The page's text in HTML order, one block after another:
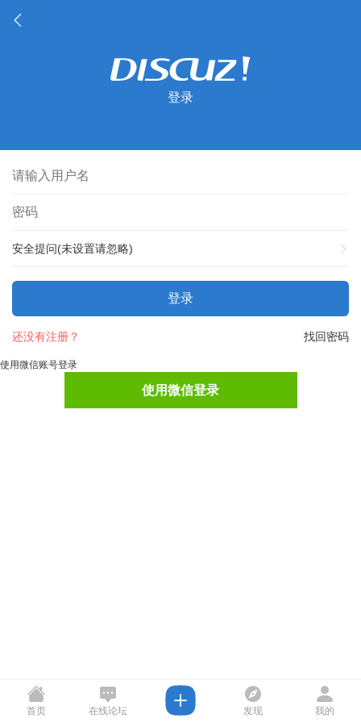
登录
安全提问(未设置请忽略)
登录
找回密码
还没有注册？
使用微信账号登录
使用微信登录
首页 在线论坛 发现 我的